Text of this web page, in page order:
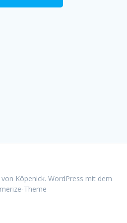
Köpenick. WordPress mit dem
Theme